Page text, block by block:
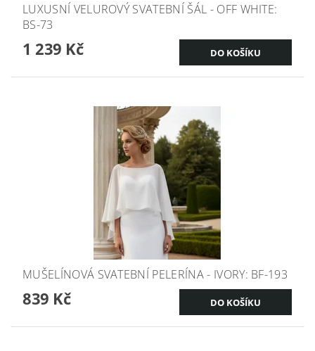
LUXUSNÍ VELUROVÝ SVATEBNÍ ŠÁL - OFF WHITE:
BS-73
1 239 Kč
MUŠELÍNOVÁ SVATEBNÍ PELERÍNA - IVORY: BF-193
839 Kč